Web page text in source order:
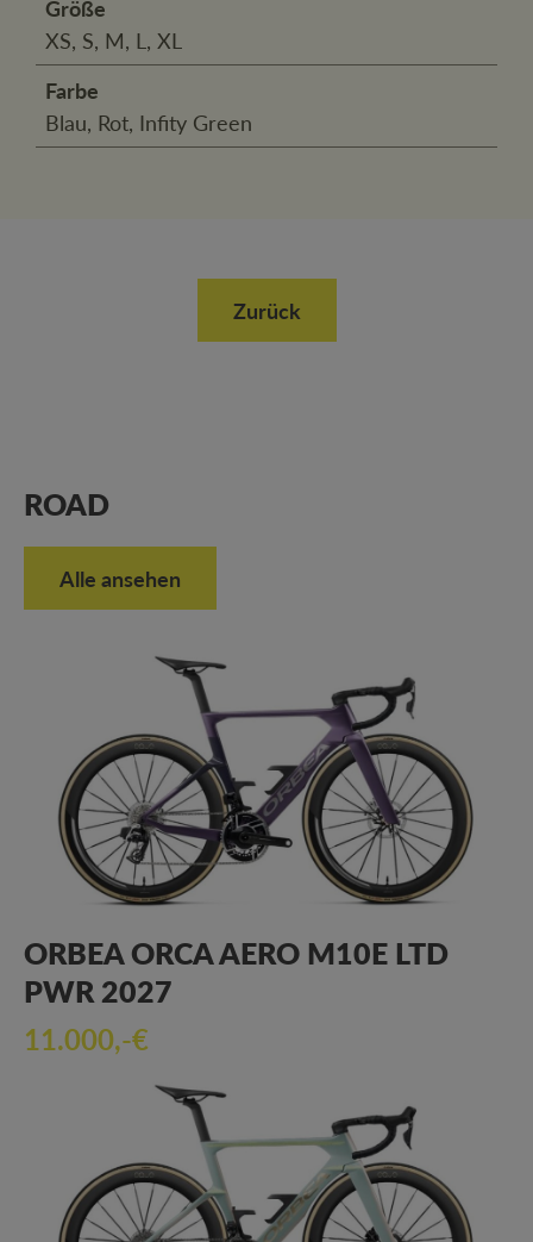
Größe
XS, S, M, L, XL
Farbe
Blau, Rot, Infity Green
Zurück
ROAD
Alle ansehen
ORBEA ORCA AERO M10E LTD
PWR 2027
11.000,-€